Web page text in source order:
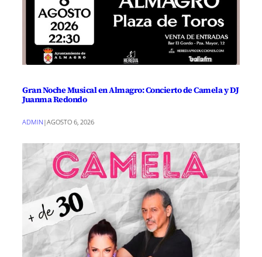
Gran Noche Musical en Almagro: Concierto de Camela y DJ
Juanma Redondo
ADMIN |AGOSTO 6, 2026